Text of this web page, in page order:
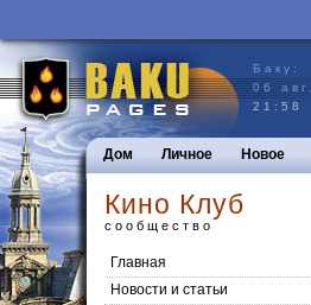
Баку:
06 авг.
21:58
Дом Личное Новое
Кино Клуб
сообщество
Главная
Новости и статьи